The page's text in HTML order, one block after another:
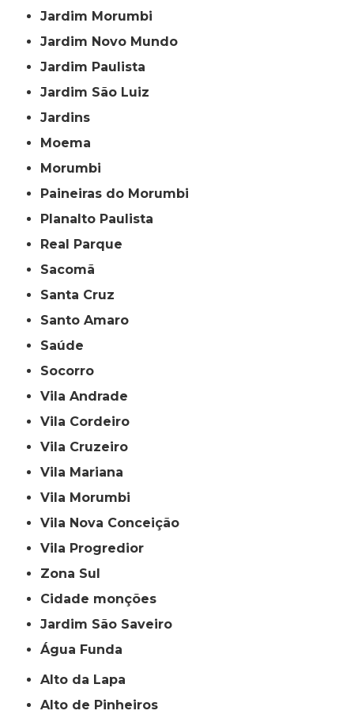
Jardim Morumbi
Jardim Novo Mundo
Jardim Paulista
Jardim São Luiz
Jardins
Moema
Morumbi
Paineiras do Morumbi
Planalto Paulista
Real Parque
Sacomã
Santa Cruz
Santo Amaro
Saúde
Socorro
Vila Andrade
Vila Cordeiro
Vila Cruzeiro
Vila Mariana
Vila Morumbi
Vila Nova Conceição
Vila Progredior
Zona Sul
cidade monções
jardim São Saveiro
Água Funda
Alto da Lapa
Alto de Pinheiros